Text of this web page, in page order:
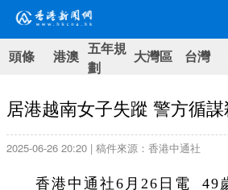
頭條 港澳 五年規
劃
大灣區 台灣
居港越南女子失蹤 警方循
2025-06-26 20:20 | 稿件來源：香港中通社
香港中通社6月26日電 49